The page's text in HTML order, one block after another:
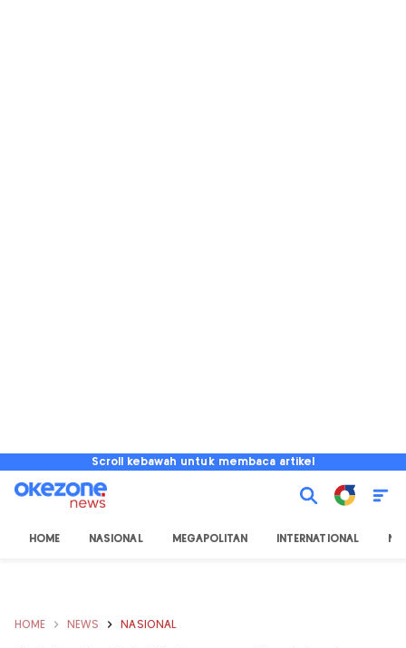
Scroll kebawah untuk membaca artikel
HOME NASIONAL MEGAPOLITAN INTERNATIONAL
HOME NEWS NASIONAL